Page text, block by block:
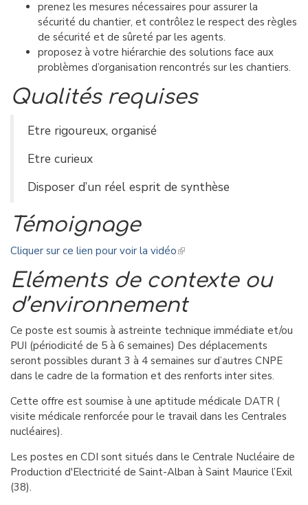
prenez les mesures nécessaires pour assurer la
sécurité du chantier, et contrôlez le respect des règles
de sécurité et de sûreté par les agents.
proposez à votre hiérarchie des solutions face aux
problèmes d’organisation rencontrés sur les chantiers.
Qualités requises
Etre rigoureux, organisé
Etre curieux
Disposer d’un réel esprit de synthèse
Témoignage
Cliquer sur ce lien pour voir la vidéo
Eléments de contexte ou
d’environnement
Ce poste est soumis à astreinte technique immédiate et/ou
PUI (périodicité de 5 à 6 semaines) Des déplacements
seront possibles durant 3 à 4 semaines sur d’autres CNPE
dans le cadre de la formation et des renforts inter sites.
Cette offre est soumise à une aptitude médicale DATR (
visite médicale renforcée pour le travail dans les Centrales
nucléaires).
Les postes en CDI sont situés dans le Centrale Nucléaire de
Production d'Electricité de Saint-Alban à Saint Maurice l’Exil
(38).